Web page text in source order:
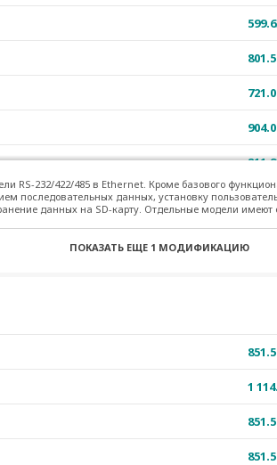
1
1
2
2
3
1
RS-232/422/485 в Ethernet. Кроме базового
последовательных данных, установку
данных на SD-карту. Отдельные модели имеют
ПОКАЗАТЬ ЕЩЕ1 МОДИФИКАЦИЮ
1